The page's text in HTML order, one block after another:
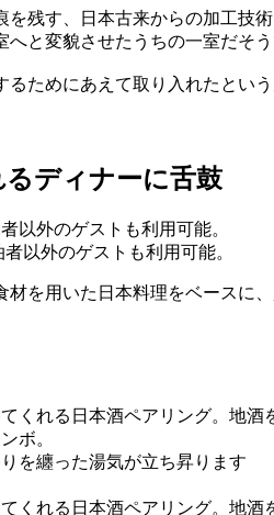
を残す、日本古来からの加工技
と変貌させたうちの一室だそう
るためにあえて取り入れたとい
ディナーに舌鼓
以外のゲストも利用可能。
材を用いた日本料理をベースに